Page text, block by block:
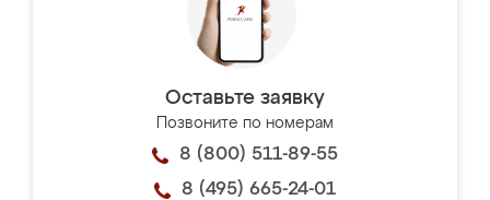
Оставьте заявку
Позвоните по номерам
8 (800) 511-89-55
8 (495) 665-24-01